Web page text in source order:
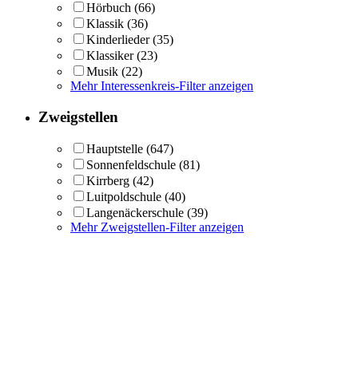
Hörbuch (66)
Klassik (36)
Kinderlieder (35)
Klassiker (23)
Musik (22)
Mehr Interessenkreis-Filter anzeigen
Zweigstellen
Hauptstelle (647)
Sonnenfeldschule (81)
Kirrberg (42)
Luitpoldschule (40)
Langenäckerschule (39)
Mehr Zweigstellen-Filter anzeigen